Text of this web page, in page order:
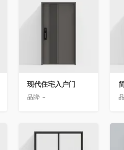
收藏
现代住宅入户门
品牌: -
收藏